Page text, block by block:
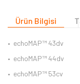
Ürün Bilgisi
• echoMAP™ 43dv
• echoMAP™ 44dv
• echoMAP™ 53cv